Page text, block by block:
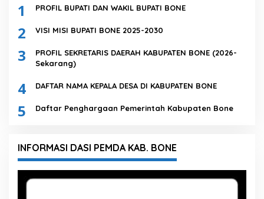
1 PROFIL BUPATI DAN WAKIL BUPATI BONE
2 VISI MISI BUPATI BONE 2025-2030
3
PROFIL SEKRETARIS DAERAH KABUPATEN BONE (2026-
Sekarang)
4 DAFTAR NAMA KEPALA DESA DI KABUPATEN BONE
5 Daftar Penghargaan Pemerintah Kabupaten Bone
INFORMASI DASI PEMDA KAB. BONE